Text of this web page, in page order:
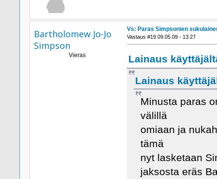
Bartholomew Jo-Jo
Simpson
Vieras
Vs: Paras Simpsonien
Vastaus #19 09.05.09 - 13:27
Lainaus
Lainaus
Minusta paras
välillä
omiaan ja
tämä
nyt lasketaan
jaksosta eräs